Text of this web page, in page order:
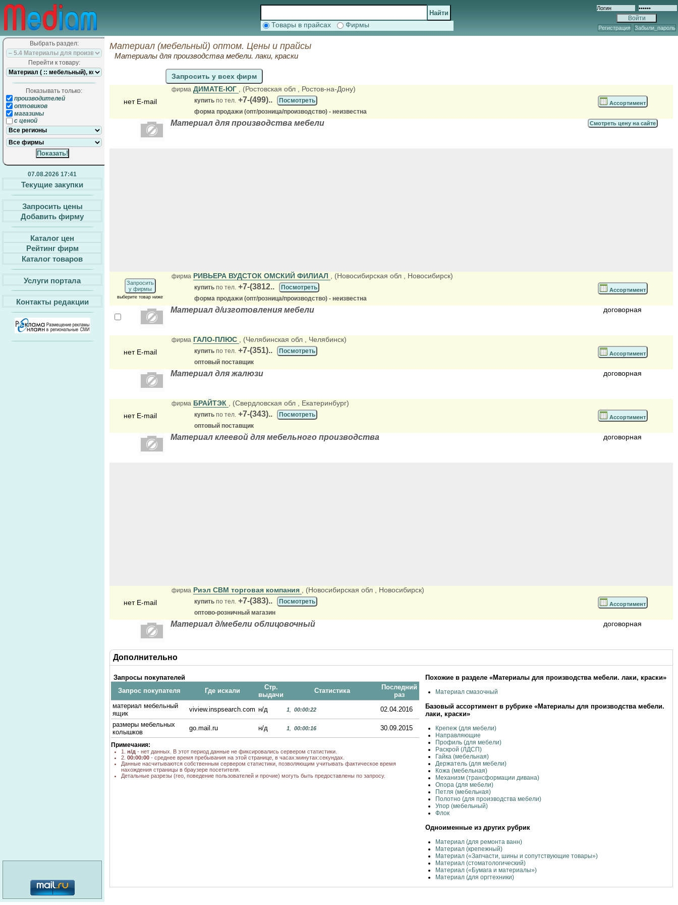
Товары в прайсах Фирмы Регистрация Забыли_пароль
Выбрать раздел:
Перейти к товару:
Показывать только:
производителей
оптовиков
магазины
с ценой
07.08.2026 17:41
Текущие закупки
Запросить цены
Добавить фирму
Каталог цен
Рейтинг фирм
Каталог товаров
Услуги портала
Контакты редакции
Материал (мебельный) оптом. Цены и прайсы
Материалы для производства мебели. лаки, краски
Запросить у всех фирм
нет E-mail
фирма ДИМАТЕ-ЮГ , (Ростовская обл , Ростов-на-Дону)
купить по тел. +7-(499)..
Посмотреть
форма продажи (опт/розница/производство) - неизвестна
Ассортимент
Материал для производства мебели Смотреть цену на сайте
Запросить
у фирмы
выберите товар ниже
фирма РИВЬЕРА ВУДСТОК ОМСКИЙ ФИЛИАЛ , (Новосибирская обл , Новосибирск)
купить по тел. +7-(3812..
Посмотреть
форма продажи (опт/розница/производство) - неизвестна
Ассортимент
Материал д/изготовления мебели договорная
нет E-mail
фирма ГАЛО-ПЛЮС , (Челябинская обл , Челябинск)
купить по тел. +7-(351)..
Посмотреть
оптовый поставщик
Ассортимент
Материал для жалюзи договорная
нет E-mail
фирма БРАЙТЭК , (Свердловская обл , Екатеринбург)
купить по тел. +7-(343)..
Посмотреть
оптовый поставщик
Ассортимент
Материал клеевой для мебельного производства договорная
нет E-mail
фирма Риэл СВМ торговая компания , (Новосибирская обл , Новосибирск)
купить по тел. +7-(383)..
Посмотреть
оптово-розничный магазин
Ассортимент
Материал д/мебели облицовочный договорная
Дополнительно
Запросы покупателей
Запрос покупателя
Где искали
Стр.
выдачи
Статистика
Последний
раз
материал мебельный
ящик
viview.inspsearch.com н/д 1 00:00:22
02.04.2016
размеры мебельных
колышков
go.mail.ru н/д 1 00:00:16 30.09.2015
Примечания:
1. н/д - нет данных. В этот период данные не фиксировались сервером статистики.
2. 00:00:00 - среднее время пребывания на этой странице, в часах:минутах:секундах.
Данные насчитываются собственным сервером статистики, позволяющим учитывать фактическое время
нахождения страницы в браузере посетителя.
Детальные разрезы (гео, поведение пользователей и прочие) могуть быть предоставлены по запросу.
Похожие в разделе «Материалы для производства мебели. лаки, краски»
Материал смазочный
Базовый ассортимент в рубрике «Материалы для производства мебели.
лаки, краски»
Крепеж (для мебели)
Направляющие
Профиль (для мебели)
Раскрой (ЛДСП)
Гайка (мебельная)
Держатель (для мебели)
Кожа (мебельная)
Механизм (трансформации дивана)
Опора (для мебели)
Петля (мебельная)
Полотно (для производства мебели)
Упор (мебельный)
Флок
Одноименные из других рубрик
Материал (для ремонта ванн)
Материал (крепежный)
Материал («Запчасти, шины и сопутствующие товары»)
Материал (стоматологический)
Материал («Бумага и материалы»)
Материал (для оргтехники)